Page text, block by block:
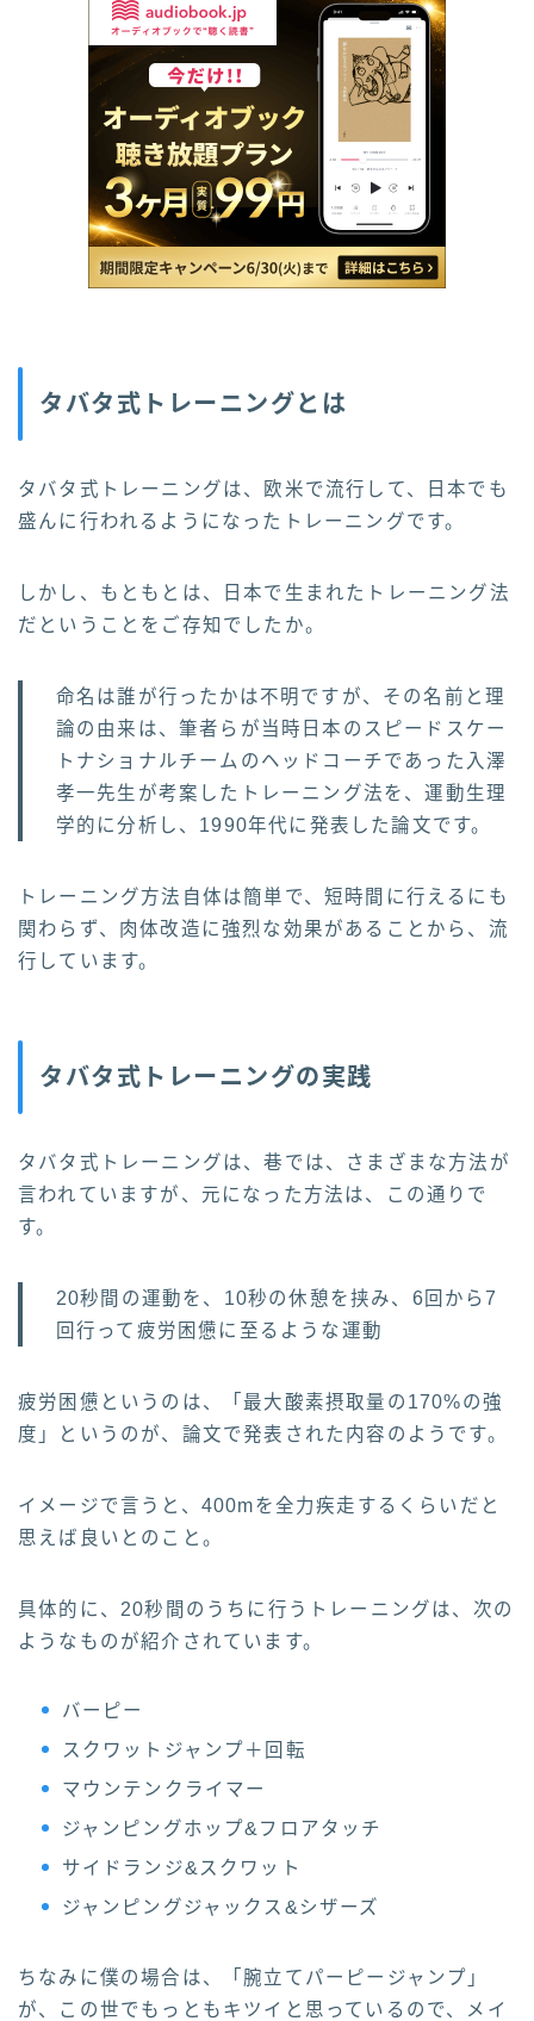
タバタ式トレーニングとは
タバタ式トレーニングは、欧米で流行して、日本でも
盛んに行われるようになったトレーニングです。
しかし、もともとは、日本で生まれたトレーニング法
だということをご存知でしたか。
命名は誰が行ったかは不明ですが、その名前と理
論の由来は、筆者らが当時日本のスピードスケー
トナショナルチームのヘッドコーチであった入澤
孝一先生が考案したトレーニング法を、運動生理
学的に分析し、1990年代に発表した論文です。
トレーニング方法自体は簡単で、短時間に行えるにも
関わらず、肉体改造に強烈な効果があることから、流
行しています。
タバタ式トレーニングの実践
タバタ式トレーニングは、巷では、さまざまな方法が
言われていますが、元になった方法は、この通りで
す。
20秒間の運動を、10秒の休憩を挟み、6回から7
回行って疲労困憊に至るような運動
疲労困憊というのは、「最大酸素摂取量の170%の強
度」というのが、論文で発表された内容のようです。
イメージで言うと、400mを全力疾走するくらいだと
思えば良いとのこと。
具体的に、20秒間のうちに行うトレーニングは、次の
ようなものが紹介されています。
バーピー
スクワットジャンプ＋回転
マウンテンクライマー
ジャンピングホップ&フロアタッチ
サイドランジ&スクワット
ジャンピングジャックス&シザーズ
ちなみに僕の場合は、「腕立てパーピージャンプ」
が、この世でもっともキツイと思っているので、メイ